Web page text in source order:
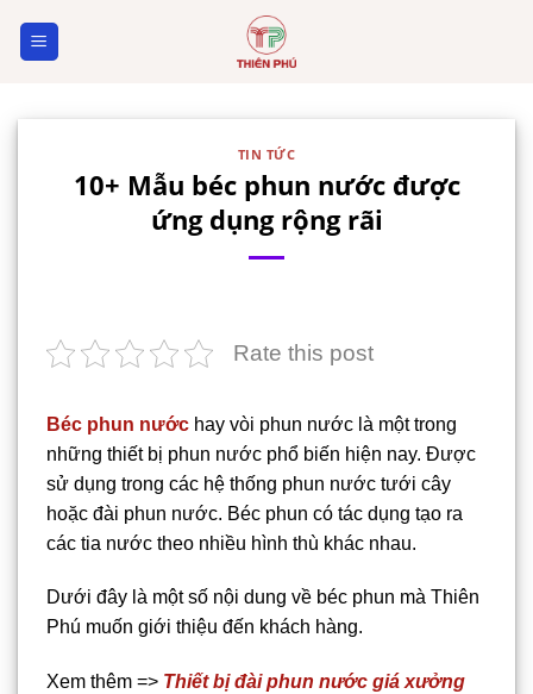
TIN TỨC
10+ Mẫu béc phun nước được
ứng dụng rộng rãi
Rate this post
Béc phun nước hay vòi phun nước là một trong
những thiết bị phun nước phổ biến hiện nay. Được
sử dụng trong các hệ thống phun nước tưới cây
hoặc đài phun nước. Béc phun có tác dụng tạo ra
các tia nước theo nhiều hình thù khác nhau.
Dưới đây là một số nội dung về béc phun mà Thiên
Phú muốn giới thiệu đến khách hàng.
Xem thêm => Thiết bị đài phun nước giá xưởng